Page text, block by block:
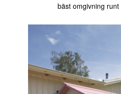
bäst omgivning